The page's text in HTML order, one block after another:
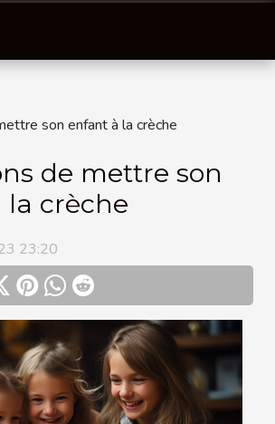
son enfant à la crèche
de mettre son
crèche
23:20